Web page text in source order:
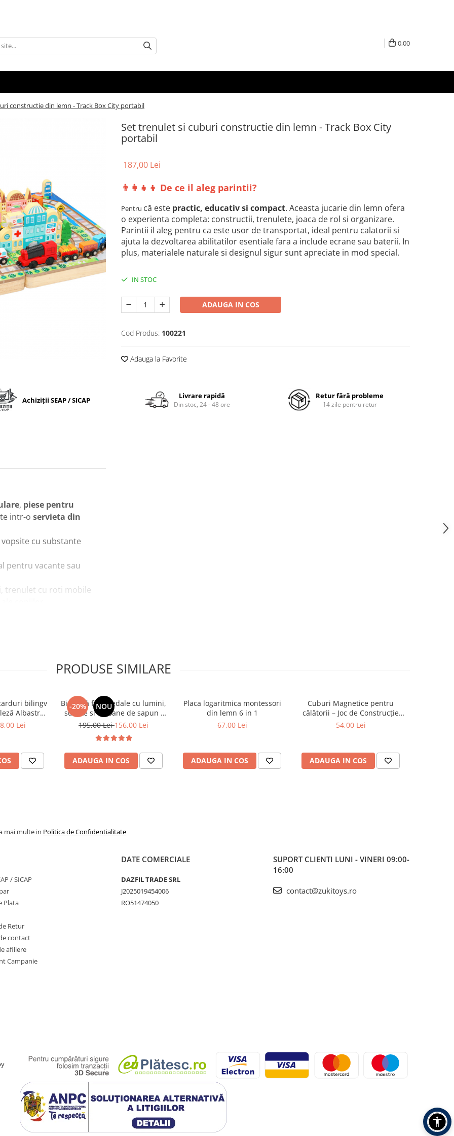
0,00
constructie din lemn - Track Box City portabil
Set trenulet si cuburi constructie din lemn - Track Box City
portabil
187,00 Lei
👨‍👩‍👧‍👦 De ce il aleg parintii?
Pentru că este practic, educativ si compact. Aceasta jucarie din lemn ofera
o experienta completa: constructii, trenulete, joaca de rol si organizare.
Parintii il aleg pentru ca este usor de transportat, ideal pentru calatorii si
ajuta la dezvoltarea abilitatilor esentiale fara a include ecrane sau baterii. In
plus, materialele naturale si designul sigur sunt apreciate in mod special.
IN STOC
ADAUGA IN COS
Cod Produs: 100221
Adauga la Favorite
Achiziții SEAP / SICAP Livrare rapidă
Din stoc, 24 - 48 ore
Retur fără probleme
14 zile pentru retur
, piese pentru
intr-o servieta din
cu substante
pentru vacante sau
trenulet cu roti mobile
traseului si
motricitatea fina
constructii, forme
si usor de
PRODUSE SIMILARE
bilingv
Albastru
cuvinte)
Lei
-20% NOU
Bicicletă fără pedale cu lumini,
sunete si baloane de sapun -
roz
195,00 Lei156,00 Lei
ADAUGA IN COS
Placa logaritmica montessori
din lemn 6 in 1
67,00 Lei
ADAUGA IN COS
Cuburi Magnetice pentru
călătorii – Joc de Construcție
STEM, 3 ani+
54,00 Lei
ADAUGA IN COS
mai multe in Politica de Confidentialitate
/ SICAP
Plata
Retur
contact
afiliere
Campanie
DATE COMERCIALE
DAZFIL TRADE SRL
J2025019454006
RO51474050
SUPORT CLIENTI LUNI - VINERI 09:00-
16:00
contact@zukitoys.ro